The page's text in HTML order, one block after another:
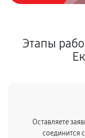
Этапы
Оставляете
соединится